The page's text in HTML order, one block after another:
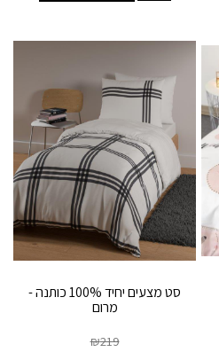
סט מצעים יחיד 100% כותנה -
מרום
₪219